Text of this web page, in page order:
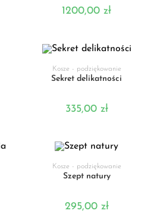
1200,00zł
DODAJ DO KOSZYKA
Kosze - podziękowanie
Sekret delikatności
335,00 zł
DODAJ DO KOSZYKA
Kosze - podziękowanie
Szept natury
295,00 zł